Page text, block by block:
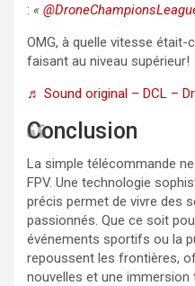
: «
OMG, à quelle vitesse était-
faisant au niveau supérieur!
♬ Sound original – DCL –
Conclusion
La simple télécommande
FPV. Une technologie
précis permet de vivre des
passionnés. Que ce soit
événements sportifs ou la
repoussent les frontières,
nouvelles et une immersion